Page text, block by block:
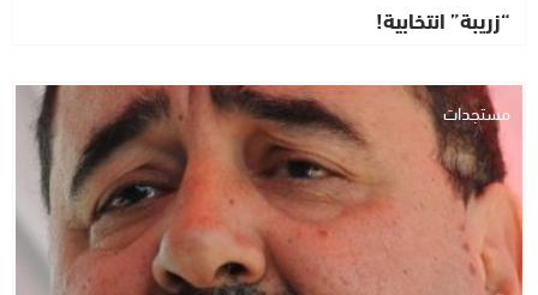
“زريبة” انتخابية!
مستجدات